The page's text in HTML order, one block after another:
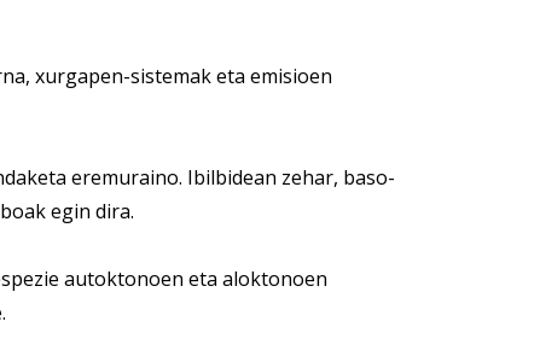
xurgapen-sistemak eta emisioen
eremuraino. Ibilbidean zehar, baso-
egin dira.
autoktonoen eta aloktonoen